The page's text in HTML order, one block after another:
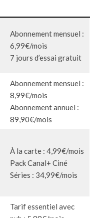
Abonnement mensuel :
6,99€/mois
7 jours d’essai gratuit
Abonnement mensuel :
8,99€/mois
Abonnement annuel :
89,90€/mois
À la carte : 4,99€/mois
Pack Canal+ Ciné
Séries : 34,99€/mois
Tarif essentiel avec